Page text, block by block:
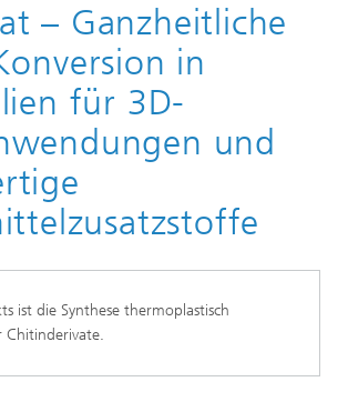
– Ganzheitliche
in
für 3D-
und
ist die Synthese thermoplastisch
Chitinderivate.